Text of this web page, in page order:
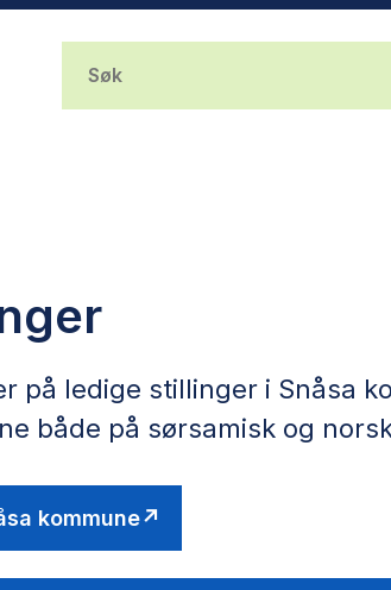
på ledige stillinger i Snåsa
både på
kommune